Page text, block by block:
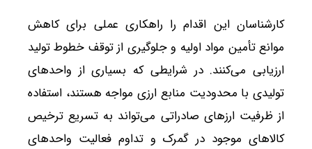
کارشناسان این اقدام را راهکاری عملی برای کاهش
موانع تأمین مواد اولیه و جلوگیری از توقف خطوط تولید
ارزیابی می‌کنند. در شرایطی که بسیاری از واحدهای
تولیدی با محدودیت منابع ارزی مواجه هستند، استفاده
از ظرفیت ارزهای صادراتی می‌تواند به تسریع ترخیص
کالاهای موجود در گمرک و تداوم فعالیت واحدهای